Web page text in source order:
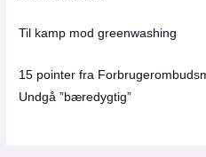
Til kamp mod greenwashing
15 pointer fra
Undgå ”bæredygtig”